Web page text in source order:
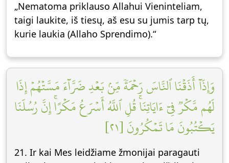
„Nematoma priklauso Allahui Vieninteliam,
taigi laukite, iš tiesų, aš esu su jumis tarp tų,
kurie laukia (Allaho Sprendimo).“
وَإِذَآ أَذَقۡنَا ٱلنَّاسَ رَحۡمَةٗ مِّنۢ بَعۡدِ ضَرَّآءَ مَسَّتۡهُمۡ إِذَا
لَهُم مَّكۡرٞ فِيٓ ءَايَاتِنَاۚ قُلِ ٱللَّهُ أَسۡرَعُ مَكۡرًاۚ إِنَّ رُسُلَنَا
يَكۡتُبُونَ مَا تَمۡكُرُونَ [٢١]
21. Ir kai Mes leidžiame žmonijai paragauti